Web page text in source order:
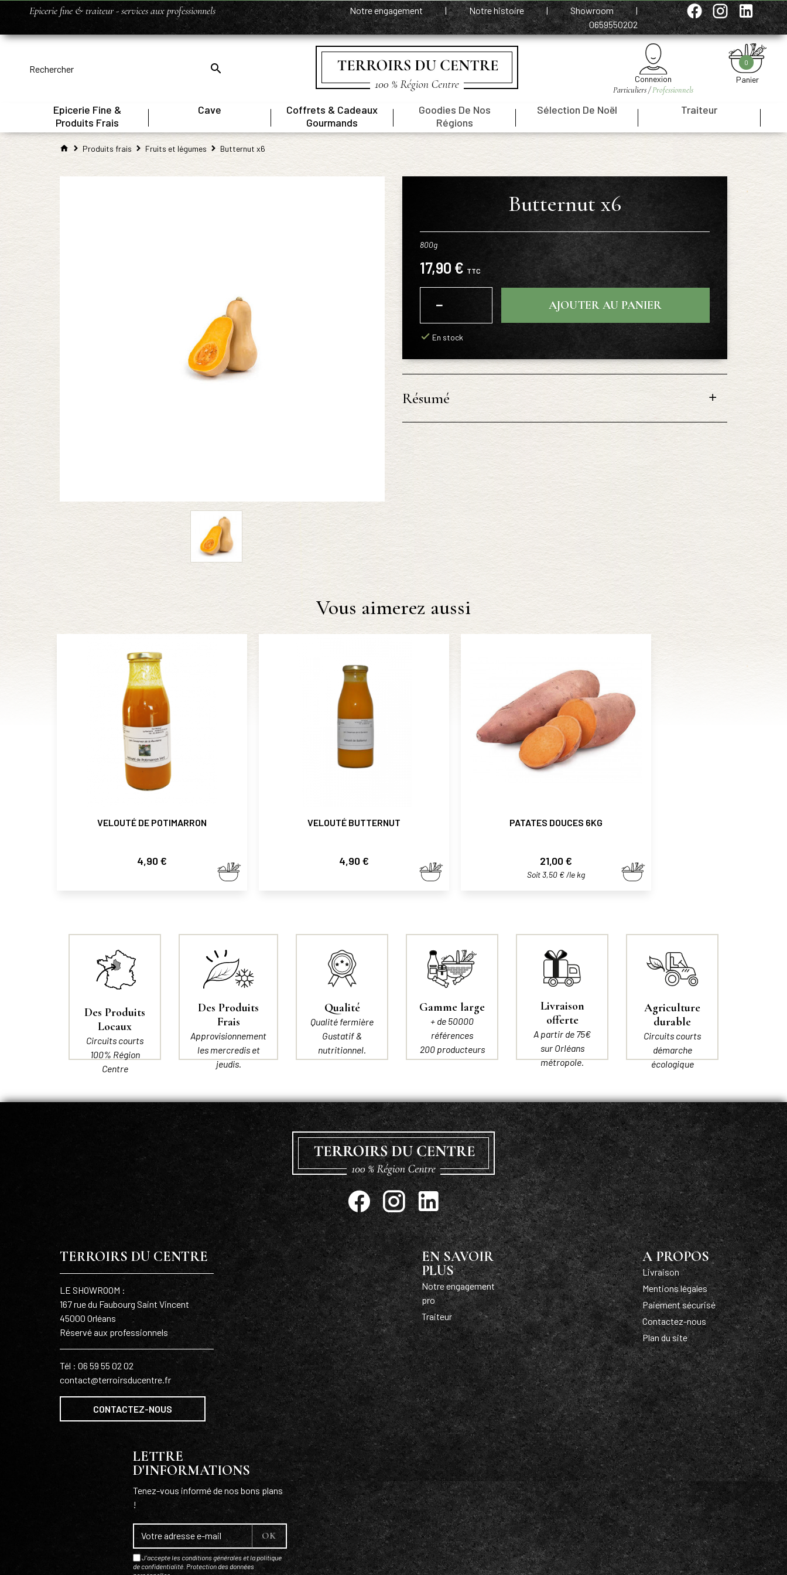
Epicerie fine & traiteur - services aux professionnels Notre engagement | Notre histoire | Showroom
|
0659550202
Connexion
Particuliers /Professionnels
Panier
0
Epicerie Fine &
Produits Frais
Cave
Coffrets & Cadeaux
Gourmands
Goodies De Nos
Régions
Sélection De Noël Traiteur
Produits frais Fruits et légumes Butternut x6
Butternut x6
800g
17,90 € TTC
−
+
AJOUTER AU PANIER
En stock
Résumé
Vous aimerez aussi
VELOUTÉ DE POTIMARRON
Prix
4,90 €
VELOUTÉ BUTTERNUT
Prix
4,90 €
PATATES DOUCES 6KG
Prix
21,00 €
Soit 3,50 € /le kg
Des Produits
Locaux
Circuits courts
100% Région
Centre
Des Produits
Frais
Approvisionnement
les mercredis et
jeudis.
Qualité
Qualité fermière
Gustatif &
nutritionnel.
Gamme large
+ de 50000
références
200 producteurs
Livraison
offerte
A partir de 75€
sur Orléans
métropole.
Agriculture
durable
Circuits courts
démarche
écologique
TERROIRS DU CENTRE
LE SHOWROOM :
167 rue du Faubourg Saint Vincent
45000 Orléans
Réservé aux professionnels
Tél : 06 59 55 02 02
contact@terroirsducentre.fr
CONTACTEZ-NOUS
EN SAVOIR
PLUS
Notre engagement
pro
Traiteur
A PROPOS
Livraison
Mentions légales
Paiement sécurisé
Contactez-nous
Plan du site
LETTRE
D'INFORMATIONS
Tenez-vous informé de nos bons plans
!
J'accepte les conditions générales et la politique
de confidentialité. Protection des données